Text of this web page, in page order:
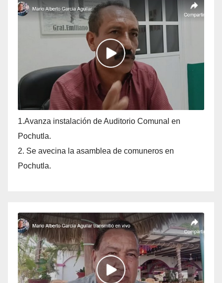
1.Avanza instalación de Auditorio Comunal en
Pochutla.
2. Se avecina la asamblea de comuneros en
Pochutla.